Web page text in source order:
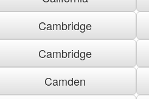
Cambridge
Cambridge
Camden